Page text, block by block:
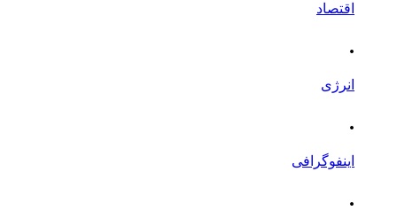
اقتصاد
.
انرژی
.
اینفوگرافی
.